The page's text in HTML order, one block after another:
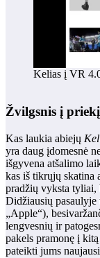
Kelias į VR
Žvilgsnis į priekį
Kas laukia abiejų
yra daug įdomesnė
išgyvena atšalimo
kas iš tikrųjų skatina
pradžių vyksta tyliai,
Didžiausių
„Apple“),
lengvesnių ir
pakels pramonę į
pateikti jums